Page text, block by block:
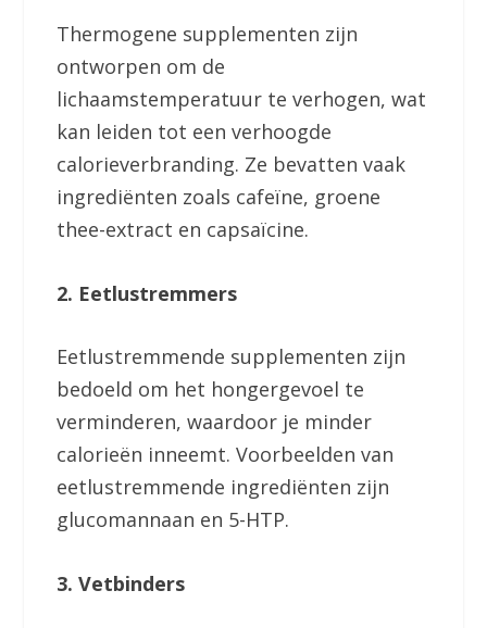
Thermogene supplementen zijn
ontworpen om de
lichaamstemperatuur te verhogen, wat
kan leiden tot een verhoogde
calorieverbranding. Ze bevatten vaak
ingrediënten zoals cafeïne, groene
thee-extract en capsaïcine.
2. Eetlustremmers
Eetlustremmende supplementen zijn
bedoeld om het hongergevoel te
verminderen, waardoor je minder
calorieën inneemt. Voorbeelden van
eetlustremmende ingrediënten zijn
glucomannaan en 5-HTP.
3. Vetbinders